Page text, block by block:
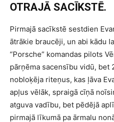
OTRAJĀ SACĪKSTĒ.
Pirmajā sacīkstē sestdien
ātrākie braucēji, un abi kādu
“Porsche” komandas pilots
pārņēma sacensību vidū, bet
nobloķēja riteņus, kas ļāva
apļus vēlāk, spraigā cīņā
atguva vadību, bet pēdējā
pirmajā līkumā pa ārmalu